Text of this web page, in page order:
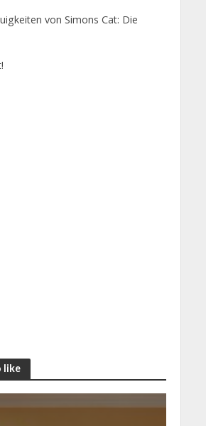
von Simons Cat: Die
like